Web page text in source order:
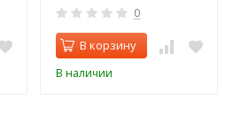
0
В корзину
В наличии